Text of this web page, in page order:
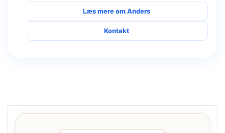
Læs mere om Anders
Kontakt